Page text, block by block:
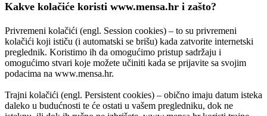
Kakve kolačiće koristi www.mensa.hr i zašto?
Privremeni kolačići (engl. Session cookies) – to su privremeni
kolačići koji ističu (i automatski se brišu) kada zatvorite internetski
preglednik. Koristimo ih da omogućimo pristup sadržaju i
omogućimo stvari koje možete učiniti kada se prijavite sa svojim
podacima na www.mensa.hr.
Trajni kolačići (engl. Persistent cookies) – obično imaju datum isteka
daleko u budućnosti te će ostati u vašem pregledniku, dok ne